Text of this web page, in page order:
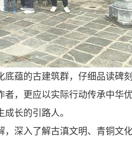
蕴的古建筑群，仔细品读碑
，更应以实际行动传承中华
长的引路人。
深入了解古滇文明、青铜文